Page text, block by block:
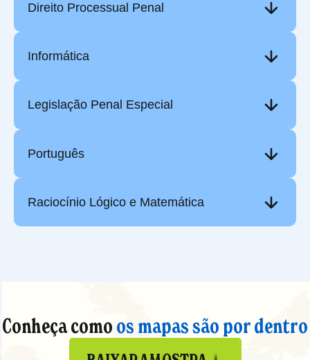
Direito Processual Penal
Informática
Legislação Penal Especial
Português
Raciocínio Lógico e Matemática
Conheça como os mapas são por dentro